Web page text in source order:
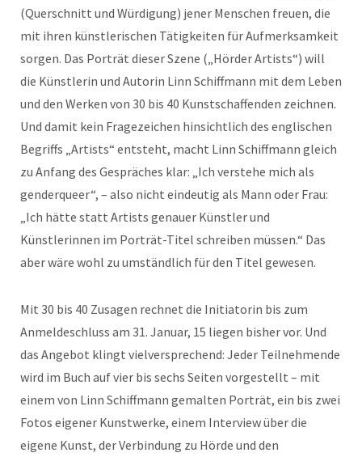
(Querschnitt und Würdigung) jener Menschen freuen, die
mit ihren künstlerischen Tätigkeiten für Aufmerksamkeit
sorgen. Das Porträt dieser Szene („Hörder Artists“) will
die Künstlerin und Autorin Linn Schiffmann mit dem Leben
und den Werken von 30 bis 40 Kunstschaffenden zeichnen.
Und damit kein Fragezeichen hinsichtlich des englischen
Begriffs „Artists“ entsteht, macht Linn Schiffmann gleich
zu Anfang des Gespräches klar: „Ich verstehe mich als
genderqueer“, – also nicht eindeutig als Mann oder Frau:
„Ich hätte statt Artists genauer Künstler und
Künstlerinnen im Porträt-Titel schreiben müssen.“ Das
aber wäre wohl zu umständlich für den Titel gewesen.
Mit 30 bis 40 Zusagen rechnet die Initiatorin bis zum
Anmeldeschluss am 31. Januar, 15 liegen bisher vor. Und
das Angebot klingt vielversprechend: Jeder Teilnehmende
wird im Buch auf vier bis sechs Seiten vorgestellt – mit
einem von Linn Schiffmann gemalten Porträt, ein bis zwei
Fotos eigener Kunstwerke, einem Interview über die
eigene Kunst, der Verbindung zu Hörde und den